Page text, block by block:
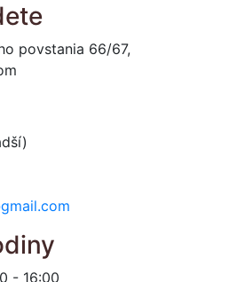
povstania 66/67,
- 16:00